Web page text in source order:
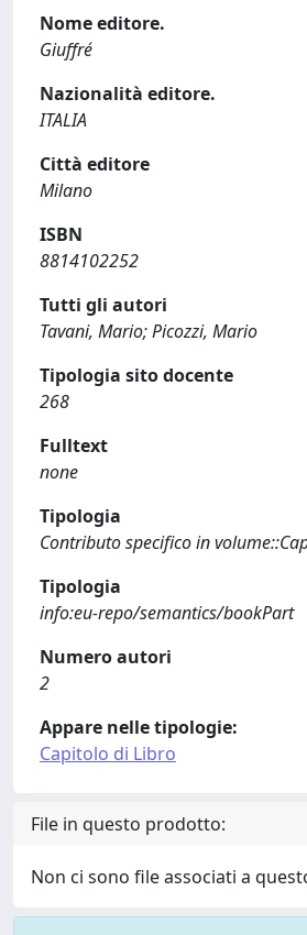
Nome editore.
Giuffré
Nazionalità editore.
ITALIA
Città editore
Milano
ISBN
8814102252
Tutti gli autori
Tavani, Mario; Picozzi, Mario
Tipologia sito docente
268
Fulltext
none
Tipologia
Contributo specifico in
Tipologia
info:eu-repo/semantics/bookPart
Numero autori
2
Appare nelle tipologie:
Capitolo di Libro
File in questo prodotto:
Non ci sono file associati a